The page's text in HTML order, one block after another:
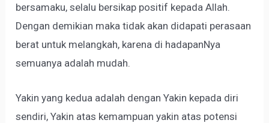
bersamaku, selalu bersikap positif kepada Allah.
Dengan demikian maka tidak akan didapati perasaan
berat untuk melangkah, karena di hadapanNya
semuanya adalah mudah.
Yakin yang kedua adalah dengan Yakin kepada diri
sendiri, Yakin atas kemampuan yakin atas potensi